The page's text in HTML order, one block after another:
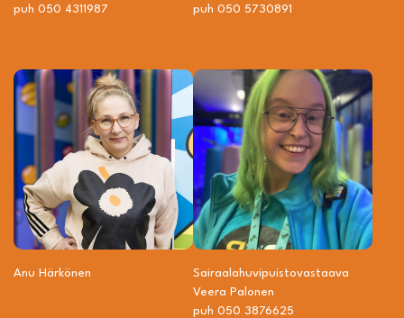
puh 050 4311987
puh 050 5730891
Anu Härkönen
Sairaalahuvipuisto­vastaava
Veera Palonen
puh 050 3876625